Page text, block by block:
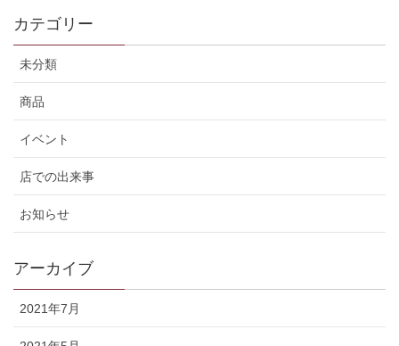
カテゴリー
未分類
商品
イベント
店での出来事
お知らせ
アーカイブ
2021年7月